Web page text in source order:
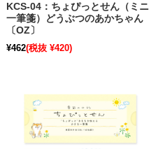
KCS-04：ちょぴっとせん（ミニ
一筆箋）どうぶつのあかちゃん
〔OZ〕
¥462(税抜 ¥420)